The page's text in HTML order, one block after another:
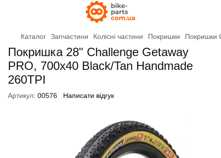
Каталог Запчастини Колісні частини Покришки Покришки
Покришка 28" Challenge Getaway
PRO, 700x40 Black/Tan Handmade
260TPI
Артикул: 00576 Написати відгук